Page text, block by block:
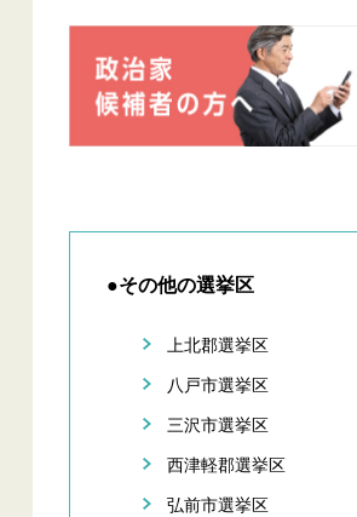
●その他の選挙区
上北郡選挙区
八戸市選挙区
三沢市選挙区
西津軽郡選挙区
弘前市選挙区